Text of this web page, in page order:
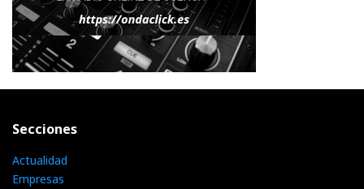
Secciones
Actualidad
Empresas